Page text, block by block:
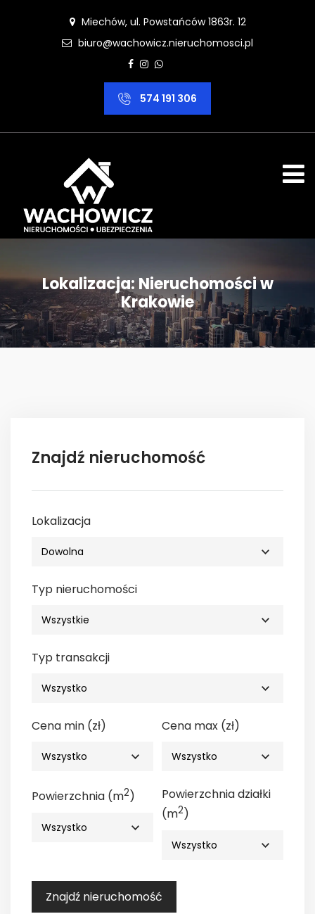
Miechów, ul. Powstańców 1863r. 12
biuro@wachowicz.nieruchomosci.pl
574 191 306
Lokalizacja: Nieruchomości w
Krakowie
Znajdź nieruchomość
Lokalizacja
Typ nieruchomości
Typ transakcji
Cena min (zł) Cena max (zł)
Powierzchnia (m2)
Powierzchnia działki
(m2)